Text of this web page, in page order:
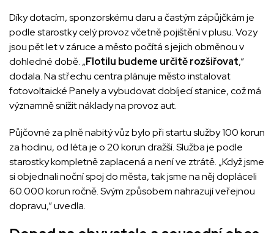
Díky dotacím, sponzorskému daru a častým zápůjčkám je
podle starostky celý provoz včetně pojištění v plusu. Vozy
jsou pět let v záruce a město počítá s jejich obměnou v
dohledné době. „Flotilu budeme určitě rozšiřovat,“
dodala. Na střechu centra plánuje město instalovat
fotovoltaické Panely a vybudovat dobíjecí stanice, což má
významně snížit náklady na provoz aut.
Půjčovné za plně nabitý vůz bylo při startu služby 100 korun
za hodinu, od léta je o 20 korun dražší. Služba je podle
starostky kompletně zaplacená a není ve ztrátě. „Když jsme
si objednali noční spoj do města, tak jsme na něj dopláceli
60.000 korun ročně. Svým způsobem nahrazují veřejnou
dopravu,“ uvedla.